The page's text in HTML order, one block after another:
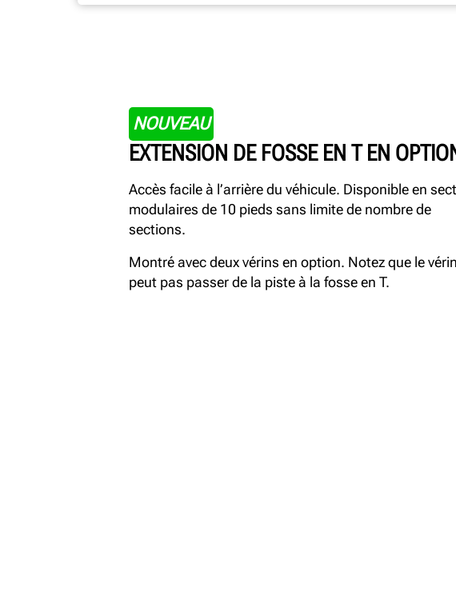
NOUVEAU
EXTENSION DE FOSSE EN T EN
Accès facile à l’arrière du véhicule. Disponible en
modulaires de 10 pieds sans limite de nombre de
sections.
Montré avec deux vérins en option. Notez que le
peut pas passer de la piste à la fosse en T.